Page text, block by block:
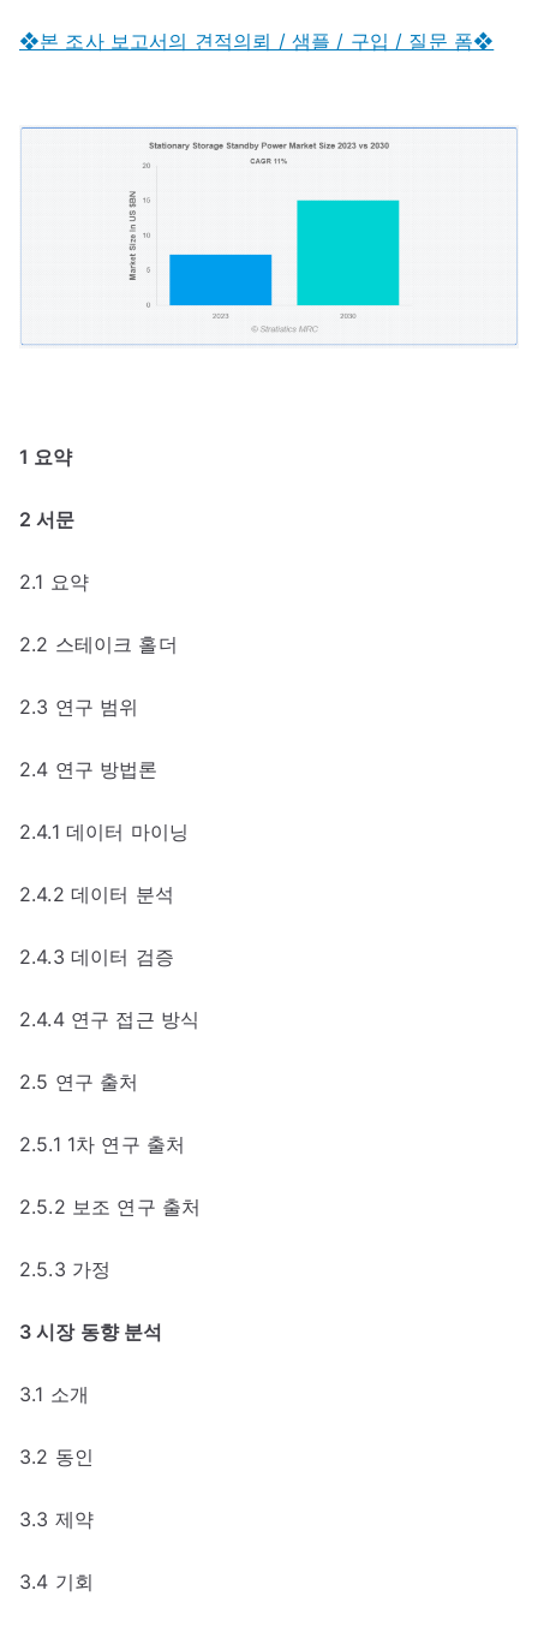
❖본 조사 보고서의 견적의뢰 / 샘플 / 구입 / 질문 폼❖
1 요약
2 서문
2.1 요약
2.2 스테이크 홀더
2.3 연구 범위
2.4 연구 방법론
2.4.1 데이터 마이닝
2.4.2 데이터 분석
2.4.3 데이터 검증
2.4.4 연구 접근 방식
2.5 연구 출처
2.5.1 1차 연구 출처
2.5.2 보조 연구 출처
2.5.3 가정
3 시장 동향 분석
3.1 소개
3.2 동인
3.3 제약
3.4 기회